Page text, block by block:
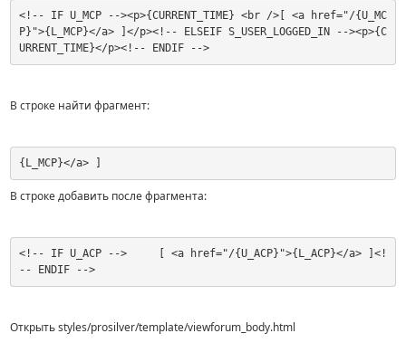
<!-- IF U_MCP --><p>{CURRENT_TIME} <br />[ <a href="/{U_MC
P}">{L_MCP}</a> ]</p><!-- ELSEIF S_USER_LOGGED_IN --><p>{C
URRENT_TIME}</p><!-- ENDIF -->
В строке найти фрагмент:
{L_MCP}</a> ]
В строке добавить после фрагмента:
<!-- IF U_ACP -->     [ <a href="/{U_ACP}">{L_ACP}</a> ]<!
-- ENDIF -->
Открыть styles/prosilver/template/viewforum_body.html